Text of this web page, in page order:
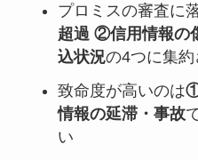
プロミスの審査に
超過 ②信用情報
込状況の4つに集約
致命度が高いのは①
情報の延滞・事故
い